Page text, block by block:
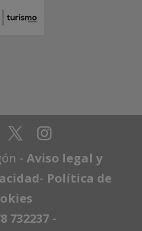
-Aviso legal y
- Política de
732237 -